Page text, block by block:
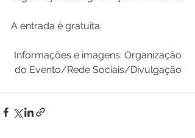
A entrada é gratuita.
Informações e imagens: Organização
do Evento/Rede Sociais/Divulgação